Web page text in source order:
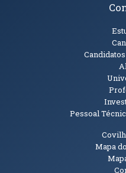
Pessoal
InformaçõesMapa